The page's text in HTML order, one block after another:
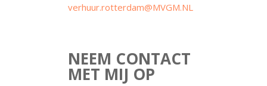
verhuur.rotterdam@MVGM.NL
NEEM CONTACT
MET MIJ OP